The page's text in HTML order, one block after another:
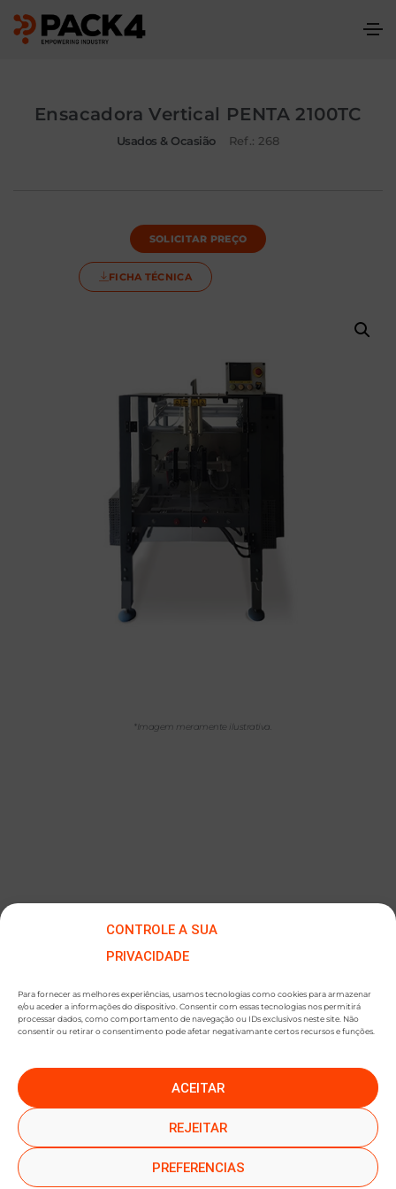
CONTROLE A SUA
PRIVACIDADE
Para fornecer as melhores experiências, usamos tecnologias como cookies para armazenar
e/ou aceder a informações do dispositivo. Consentir com essas tecnologias nos permitirá
processar dados, como comportamento de navegação ou IDs exclusivos neste site. Não
consentir ou retirar o consentimento pode afetar negativamante certos recursos e funções.
ACEITAR
REJEITAR
PREFERENCIAS
*Imagem meramente ilustrativa.
Ensacadora Vertical PENTA 2100TC
Usados & Ocasião Ref.: 268
SOLICITAR PREÇO
FICHA TÉCNICA
●SUBSCREVER NEWSLETTER●